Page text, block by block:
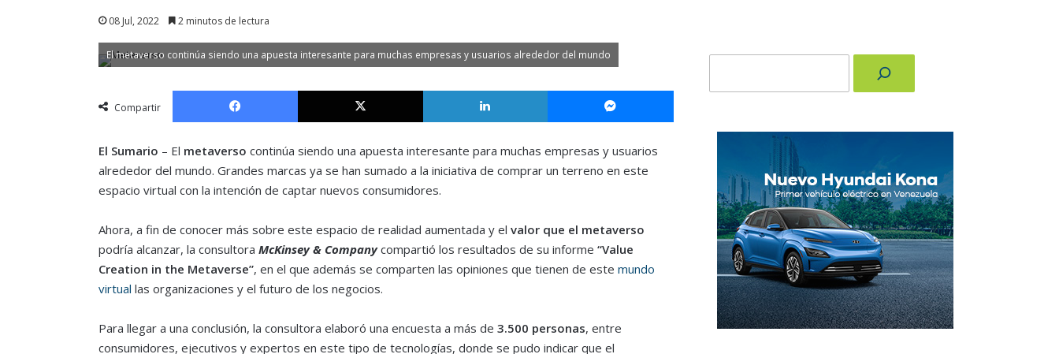
08 Jul, 2022 2 minutos de lectura
El metaverso continúa siendo una apuesta interesante para muchas empresas y usuarios alrededor del mundo
Compartir
Facebook X LinkedIn Messenger
El Sumario – El metaverso continúa siendo una apuesta interesante para muchas empresas y usuarios
alrededor del mundo. Grandes marcas ya se han sumado a la iniciativa de comprar un terreno en este
espacio virtual con la intención de captar nuevos consumidores.
Ahora, a fin de conocer más sobre este espacio de realidad aumentada y el valor que el metaverso
podría alcanzar, la consultora McKinsey & Companycompartió los resultados de su informe “Value
Creation in the Metaverse”, en el que además se comparten las opiniones que tienen de este mundo
virtual las organizaciones y el futuro de los negocios.
Para llegar a una conclusión, la consultora elaboró una encuesta a más de 3.500 personas, entre
consumidores, ejecutivos y expertos en este tipo de tecnologías, donde se pudo indicar que el